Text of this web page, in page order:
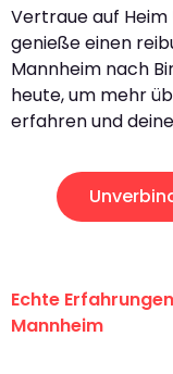
Vertraue auf Heim
genieße einen
Mannheim nach
heute, um mehr
erfahren und
Echte
Mannheim